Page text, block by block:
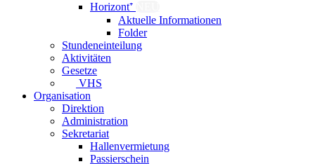
Horizont⁺
Aktuelle Informationen
Folder
Stundeneinteilung
Aktivitäten
Gesetze
VHS
Organisation
Direktion
Administration
Sekretariat
Hallenvermietung
Passierschein